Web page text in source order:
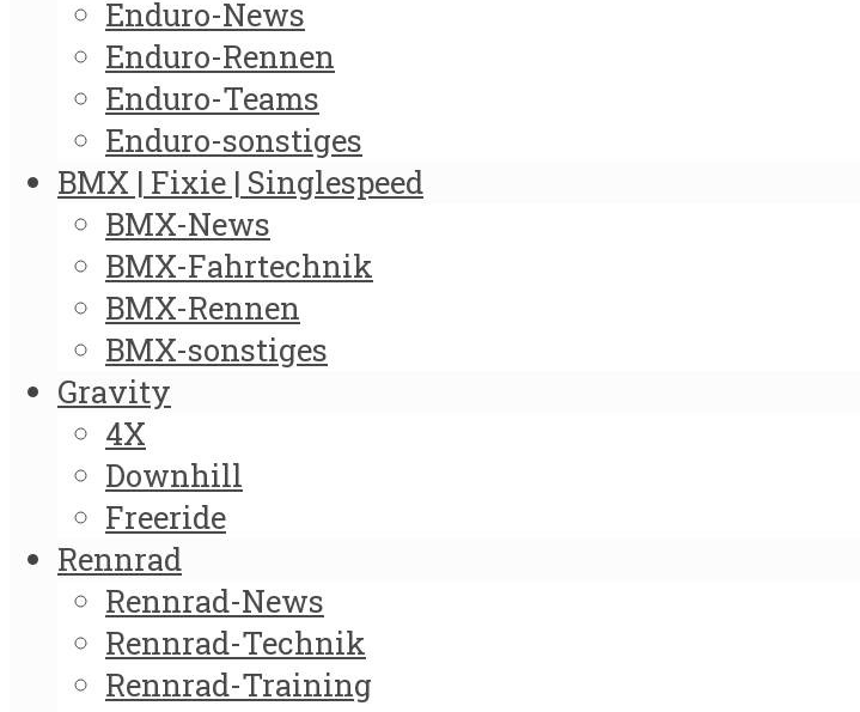
Enduro-News
Enduro-Rennen
Enduro-Teams
Enduro-sonstiges
BMX | Fixie | Singlespeed
BMX-News
BMX-Fahrtechnik
BMX-Rennen
BMX-sonstiges
Gravity
4X
Downhill
Freeride
Rennrad
Rennrad-News
Rennrad-Technik
Rennrad-Training